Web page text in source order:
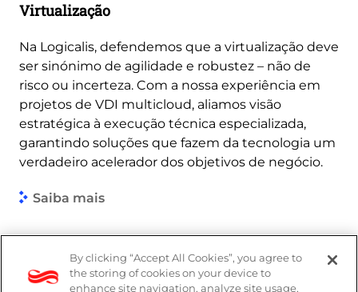
Virtualização
Na Logicalis, defendemos que a virtualização deve
ser sinónimo de agilidade e robustez – não de
risco ou incerteza. Com a nossa experiência em
projetos de VDI multicloud, aliamos visão
estratégica à execução técnica especializada,
garantindo soluções que fazem da tecnologia um
verdadeiro acelerador dos objetivos de negócio.
Saiba mais
Denúncias
By clicking “Accept All Cookies”, you agree to
the storing of cookies on your device to
enhance site navigation, analyze site usage,